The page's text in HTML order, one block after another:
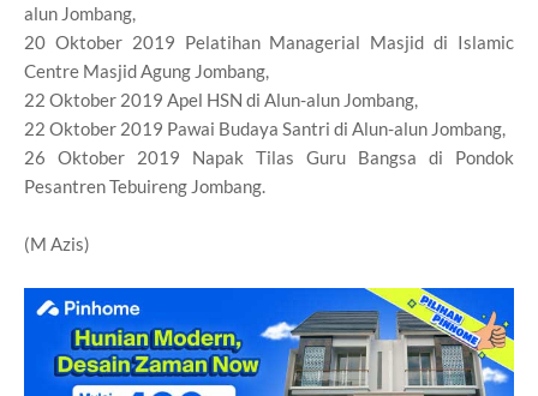
alun Jombang,
20 Oktober 2019 Pelatihan Managerial Masjid di Islamic
Centre Masjid Agung Jombang,
22 Oktober 2019 Apel HSN di Alun-alun Jombang,
22 Oktober 2019 Pawai Budaya Santri di Alun-alun Jombang,
26 Oktober 2019 Napak Tilas Guru Bangsa di Pondok
Pesantren Tebuireng Jombang.
(M Azis)